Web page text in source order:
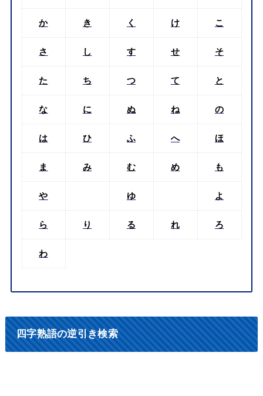
か き く け こ
さ し す せ そ
た ち つ て と
な に ぬ ね の
は ひ ふ へ ほ
ま み む め も
や ゆ よ
ら り る れ ろ
わ
四字熟語の逆引き検索